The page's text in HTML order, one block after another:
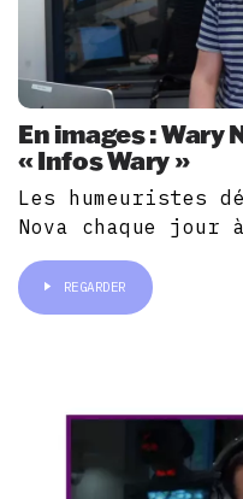
En images : Wary
« Infos Wary »
Les humeuristes
Nova chaque jour
REGARDER